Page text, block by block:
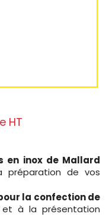
HT
en inox de Mallard
préparation de vos
la confection de
et à la présentation